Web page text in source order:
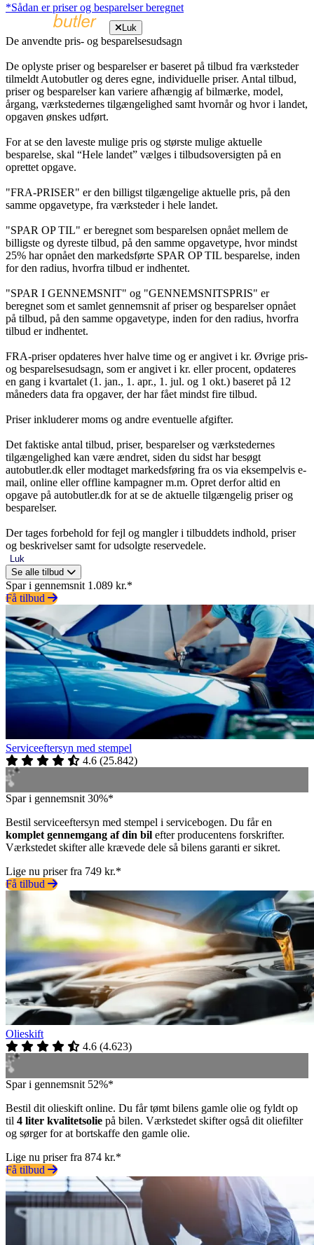
*Sådan er priser og besparelser beregnet
Luk
De anvendte pris- og besparelsesudsagn
De oplyste priser og besparelser er baseret på tilbud fra værksteder
tilmeldt Autobutler og deres egne, individuelle priser. Antal tilbud,
priser og besparelser kan variere afhængig af bilmærke, model,
årgang, værkstedernes tilgængelighed samt hvornår og hvor i landet,
opgaven ønskes udført.
For at se den laveste mulige pris og største mulige aktuelle
besparelse, skal “Hele landet” vælges i tilbudsoversigten på en
oprettet opgave.
"FRA-PRISER" er den billigst tilgængelige aktuelle pris, på den
samme opgavetype, fra værksteder i hele landet.
"SPAR OP TIL" er beregnet som besparelsen opnået mellem de
billigste og dyreste tilbud, på den samme opgavetype, hvor mindst
25% har opnået den markedsførte SPAR OP TIL besparelse, inden
for den radius, hvorfra tilbud er indhentet.
"SPAR I GENNEMSNIT" og "GENNEMSNITSPRIS" er
beregnet som et samlet gennemsnit af priser og besparelser opnået
på tilbud, på den samme opgavetype, inden for den radius, hvorfra
tilbud er indhentet.
FRA-priser opdateres hver halve time og er angivet i kr. Øvrige pris-
og besparelsesudsagn, som er angivet i kr. eller procent, opdateres
en gang i kvartalet (1. jan., 1. apr., 1. jul. og 1 okt.) baseret på 12
måneders data fra opgaver, der har fået mindst fire tilbud.
Priser inkluderer moms og andre eventuelle afgifter.
Det faktiske antal tilbud, priser, besparelser og værkstedernes
tilgængelighed kan være ændret, siden du sidst har besøgt
autobutler.dk eller modtaget markedsføring fra os via eksempelvis e-
mail, online eller offline kampagner m.m. Opret derfor altid en
opgave på autobutler.dk for at se de aktuelle tilgængelig priser og
besparelser.
Der tages forbehold for fejl og mangler i tilbuddets indhold, priser
og beskrivelser samt for udsolgte reservedele.
Luk
Se alle tilbud
Spar i gennemsnit 1.089 kr.*
Få tilbud
Serviceeftersyn med stempel
4.6 (25.842)
Spar i gennemsnit 30%*
Bestil serviceeftersyn med stempel i servicebogen. Du får en
komplet gennemgang af din bil efter producentens forskrifter.
Værkstedet skifter alle krævede dele så bilens garanti er sikret.
Lige nu priser fra 749 kr.*
Få tilbud
Olieskift
4.6 (4.623)
Spar i gennemsnit 52%*
Bestil dit olieskift online. Du får tømt bilens gamle olie og fyldt op
til 4 liter kvalitetsolie på bilen. Værkstedet skifter også dit oliefilter
og sørger for at bortskaffe den gamle olie.
Lige nu priser fra 874 kr.*
Få tilbud